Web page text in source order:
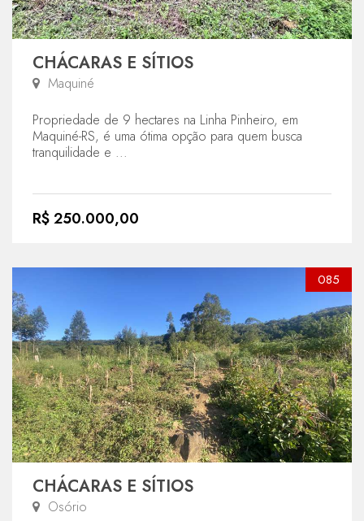
CHÁCARAS E SÍTIOS
Maquiné
Propriedade de 9 hectares na Linha Pinheiro, em
Maquiné-RS, é uma ótima opção para quem busca
tranquilidade e ...
R$ 250.000,00
085
CHÁCARAS E SÍTIOS
Osório